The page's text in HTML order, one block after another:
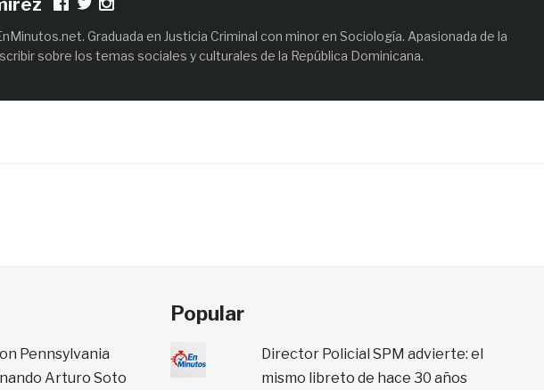
Graduada en Justicia Criminal con minor en Sociología. Apasionada de la
sobre los temas sociales y culturales de la República Dominicana.
Pennsylvania
Arturo Soto
Popular
Director Policial SPM advierte: el
mismo libreto de hace 30 años